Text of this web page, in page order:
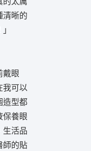
清晰的
戴眼
我可以
造型都
保養眼
生活品
師的貼